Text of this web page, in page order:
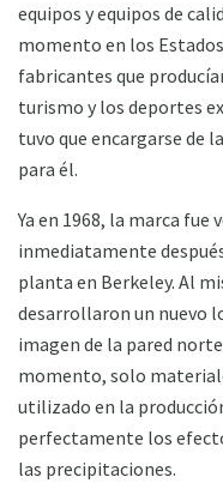
equipos y equipos de
momento en los
fabricantes que
turismo y los deportes
tuvo que encargarse de
para él.
Ya en 1968, la marca
inmediatamente
planta en Berkeley. Al
desarrollaron un nuevo
imagen de la pared
momento, solo
utilizado en la
perfectamente los
las precipitaciones.